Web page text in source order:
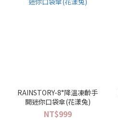
RAINSTORY-8°降溫凍齡手
開迷你口袋傘(花漾兔)
NT$999